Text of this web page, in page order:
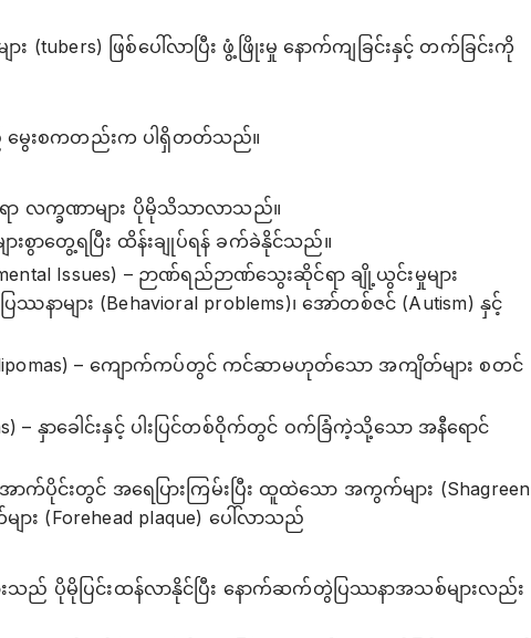
(tubers) ဖြစ်ပေါ်လာပြီး ဖွံ့ဖြိုးမှု နောက်ကျခြင်းနှင့် တက်ခြင်းကို
မွေးစကတည်းက ပါရှိတတ်သည်။
လက္ခဏာများ ပိုမိုသိသာလာသည်။
းစွာတွေ့ရပြီး ထိန်းချုပ်ရန် ခက်ခဲနိုင်သည်။
Issues) – ဉာဏ်ရည်ဉာဏ်သွေးဆိုင်ရာ ချို့ယွင်းမှုများ
ဿနာများ (Behavioral problems)၊ အော်တစ်ဇင် (Autism) နှင့်
– ကျောက်ကပ်တွင် ကင်ဆာမဟုတ်သော အကျိတ်များ စတင်
– နှာခေါင်းနှင့် ပါးပြင်တစ်ဝိုက်တွင် ဝက်ခြံကဲ့သို့သော အနီရောင်
ာက်ပိုင်းတွင် အရေပြားကြမ်းပြီး ထူထဲသော အကွက်များ (Shagreen
း (Forehead plaque) ပေါ်လာသည်
ပိုမိုပြင်းထန်လာနိုင်ပြီး နောက်ဆက်တွဲပြဿနာအသစ်များလည်း